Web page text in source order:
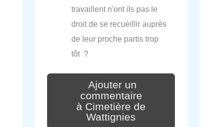
travaillent n'ont ils pas le
droit de se recueillir auprès
de leur proche partis trop
tôt ?
Ajouter un
commentaire
à Cimetière de
Wattignies